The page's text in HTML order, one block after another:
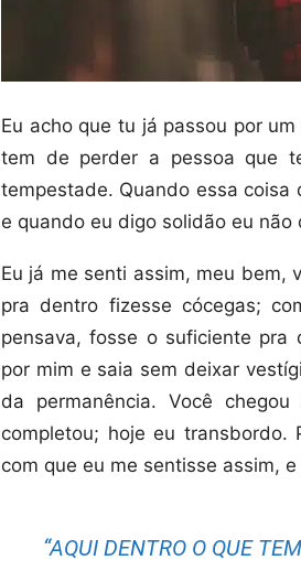
Eu acho que tu já passou por
tem de perder a pessoa que
tempestade. Quando essa
e quando eu digo solidão eu
Eu já me senti assim, meu bem,
pra dentro fizesse cócegas;
pensava, fosse o suficiente pra
por mim e saia sem deixar
da permanência. Você
completou; hoje eu transbordo.
com que eu me sentisse assim,
“AQUI DENTRO O QUE